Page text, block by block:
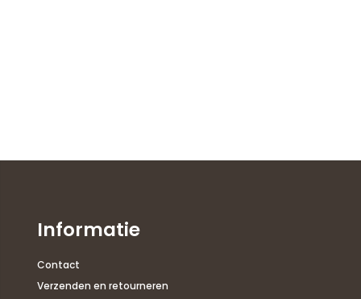
Informatie
Contact
Verzenden en retourneren